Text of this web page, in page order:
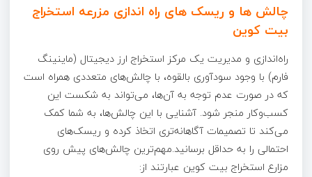
چالش‌ ها و ریسک‌ های راه ‌اندازی مزرعه استخراج
بیت کوین
راه‌اندازی و مدیریت یک مرکز استخراج ارز دیجیتال (ماینینگ
فارم) با وجود سودآوری بالقوه، با چالش‌های متعددی همراه است
که در صورت عدم توجه به آن‌ها، می‌تواند به شکست این
کسب‌وکار منجر شود. آشنایی با این چالش‌ها، به شما کمک
می‌کند تا تصمیمات آگاهانه‌تری اتخاذ کرده و ریسک‌های
احتمالی را به حداقل برسانید.مهم‌ترین چالش‌های پیش روی
مزارع استخراج بیت کوین عبارتند از: